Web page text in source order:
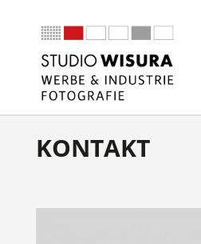
KONTAKT